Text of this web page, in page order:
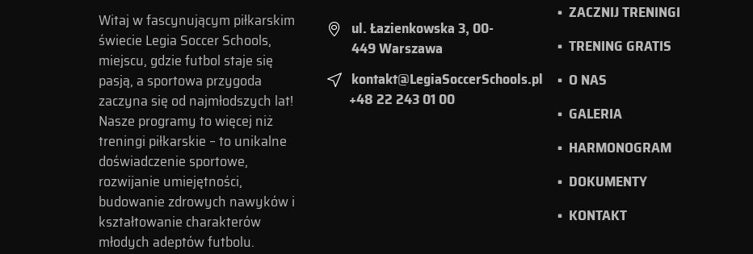
Witaj w fascynującym piłkarskim
świecie Legia Soccer Schools,
miejscu, gdzie futbol staje się
pasją, a sportowa przygoda
zaczyna się od najmłodszych lat!
Nasze programy to więcej niż
treningi piłkarskie – to unikalne
doświadczenie sportowe,
rozwijanie umiejętności,
budowanie zdrowych nawyków i
kształtowanie charakterów
młodych adeptów futbolu.
ul. Łazienkowska 3, 00-
449 Warszawa
kontakt@LegiaSoccerSchools.pl
+48 22 243 01 00
ZACZNIJ TRENINGI
TRENING GRATIS
O NAS
GALERIA
HARMONOGRAM
DOKUMENTY
KONTAKT